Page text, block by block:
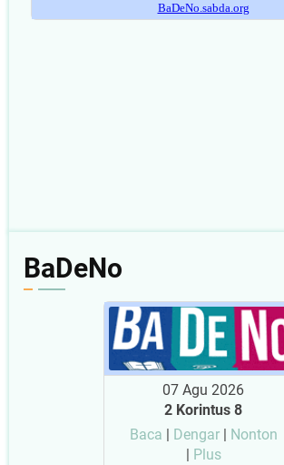
BaDeNo
07 Agu 2026
2 Korintus 8
Baca | Dengar| Nonton
| Plus